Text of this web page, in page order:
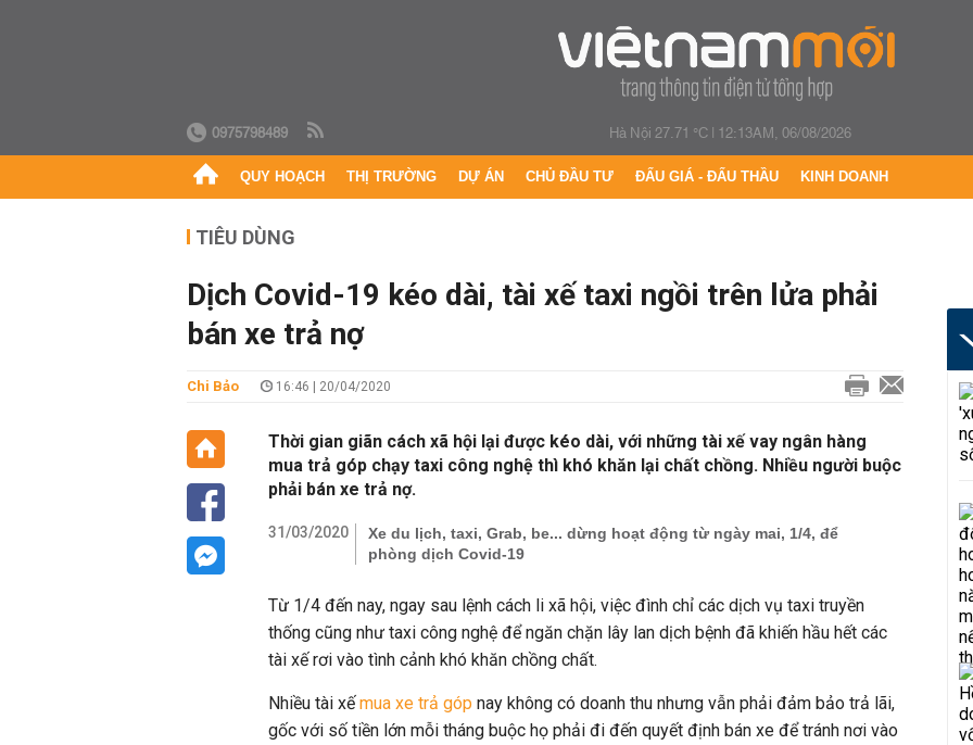
0975798489 Hà Nội 27.71 °C| 12:13AM, 06/08/2026
QUY HOẠCH THỊ TRƯỜNG DỰ ÁN CHỦ ĐẦU TƯ ĐẤU GIÁ - ĐẤU THẦU KINH DOANH
TIÊU DÙNG
Dịch Covid-19 kéo dài, tài xế taxi ngồi trên lửa phải
bán xe trả nợ
Chi Bảo 16:46 | 20/04/2020
Thời gian giãn cách xã hội lại được kéo dài, với những tài xế vay ngân hàng
mua trả góp chạy taxi công nghệ thì khó khăn lại chất chồng. Nhiều người buộc
phải bán xe trả nợ.
31/03/2020
Xe du lịch, taxi, Grab, be... dừng hoạt động từ ngày mai, 1/4, để
phòng dịch Covid-19
Từ 1/4 đến nay, ngay sau lệnh cách li xã hội, việc đình chỉ các dịch vụ taxi truyền
thống cũng như taxi công nghệ để ngăn chặn lây lan dịch bệnh đã khiến hầu hết các
tài xế rơi vào tình cảnh khó khăn chồng chất.
Nhiều tài xếmua xe trả góp nay không có doanh thu nhưng vẫn phải đảm bảo trả lãi,
gốc với số tiền lớn mỗi tháng buộc họ phải đi đến quyết định bán xe để tránh nơi vào